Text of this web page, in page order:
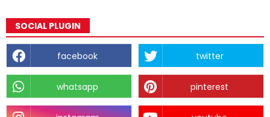
SOCIAL PLUGIN
facebook twitter
whatsapp pinterest